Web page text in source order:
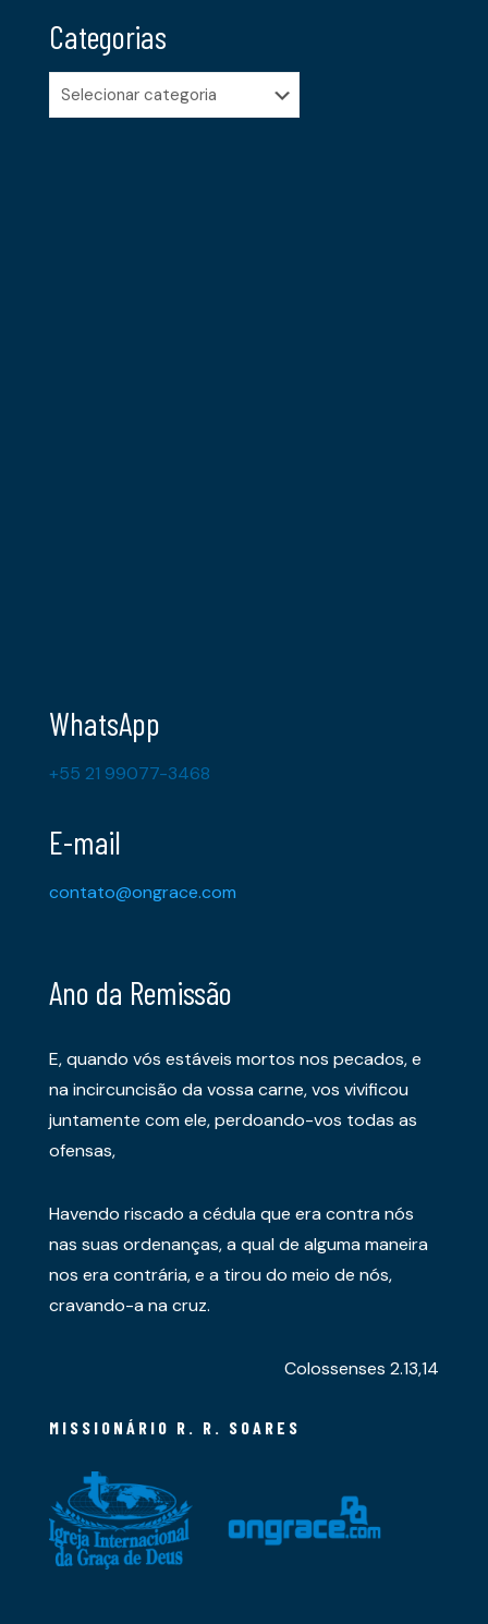
Categorias
Categorias
WhatsApp
+55 21 99077-3468
E-mail
contato@ongrace.com
Ano da Remissão
E, quando vós estáveis mortos nos pecados, e
na incircuncisão da vossa carne, vos vivificou
juntamente com ele, perdoando-vos todas as
ofensas,
Havendo riscado a cédula que era contra nós
nas suas ordenanças, a qual de alguma maneira
nos era contrária, e a tirou do meio de nós,
cravando-a na cruz.
Colossenses 2.13,14
MISSIONÁRIO R. R. SOARES